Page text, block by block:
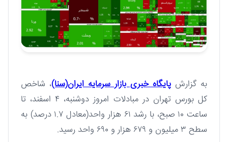
به گزارش پایگاه خبری بازار سرمایه ایران(سنا)، شاخص
کل بورس تهران در مبادلات امروز دوشنبه، ۴ اسفند، تا
ساعت ۱۰ صبح، با رشد ۶۱ هزار واحد(معادل ۱.۷ درصد) به
سطح ۳ میلیون و ۶۷۹ هزار و ۶۹۰ واحد رسید.